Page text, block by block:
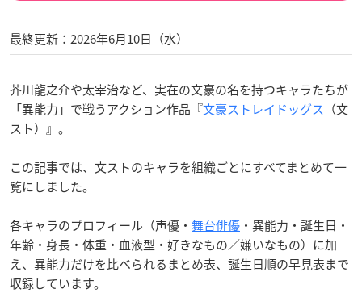
最終更新：2026年6月10日（水）
芥川龍之介や太宰治など、実在の文豪の名を持つキャラたちが
「異能力」で戦うアクション作品『文豪ストレイドッグス （文
スト）』。
この記事では、文ストのキャラを組織ごとにすべてまとめて一
覧にしました。
各キャラのプロフィール（声優・ 舞台俳優 ・異能力・誕生日・
年齢・身長・体重・血液型・好きなもの／嫌いなもの）に加
え、異能力だけを比べられるまとめ表、誕生日順の早見表まで
収録しています。